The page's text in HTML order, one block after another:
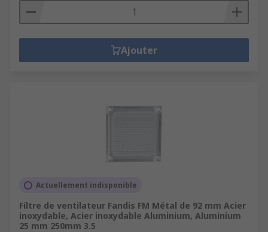
Ajouter
Actuellement indisponible
Filtre de ventilateur Fandis FM Métal de 92 mm Acier
inoxydable, Acier inoxydable Aluminium, Aluminium
25 mm 250mm 3.5